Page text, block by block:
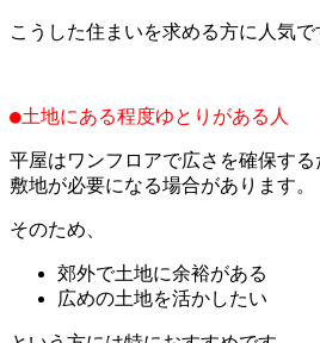
こうした住まいを求める方に人気で
●土地にある程度ゆとりがある人
平屋はワンフロアで広さを確保す
敷地が必要になる場合があります。
そのため、
郊外で土地に余裕がある
広めの土地を活かしたい